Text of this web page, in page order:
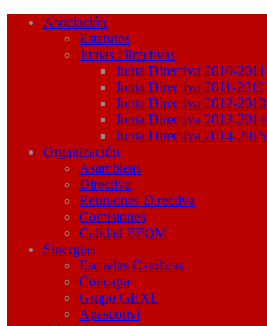
Asociación
Estatutos
Juntas Directivas
Junta Directiva 2010-2011
Junta Directiva 2011-2012
Junta Directiva 2012-2013
Junta Directiva 2013-2014
Junta Directiva 2014-2015
Organización
Asambleas
Directiva
Reuniones Directiva
Comisiones
Calidad EFQM
Sinergias
Escuelas Católicas
Concapa
Grupo GEXE
Apasconvi